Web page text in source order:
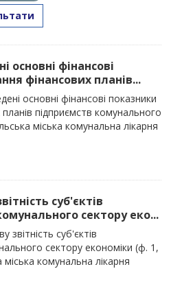
основні фінансові
фінансових планів...
основні фінансові показники
підприємств комунального
міська комунальна лікарня
суб'єктів
сектору еко...
звітність суб'єктів
сектору економіки (ф. 1,
комунальна лікарня